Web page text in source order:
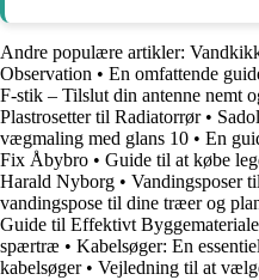
Andre populære artikler:
Observation • En omfattende
F-stik – Tilslut din antenne nemt
Plastrosetter til Radiatorrør•
vægmaling med glans 10 • En
Fix Åbybro • Guide til at købe
Harald Nyborg • Vandingsposer
vandingspose til dine træer og
Guide til Effektivt Byggemateriale
spærtræ • Kabelsøger: En
kabelsøger• Vejledning til at